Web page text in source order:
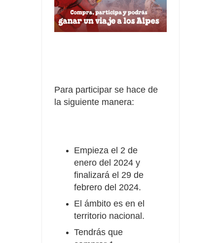
Para participar se hace de
la siguiente manera:
Empieza el 2 de
enero del 2024 y
finalizará el 29 de
febrero del 2024.
El ámbito es en el
territorio nacional.
Tendrás que